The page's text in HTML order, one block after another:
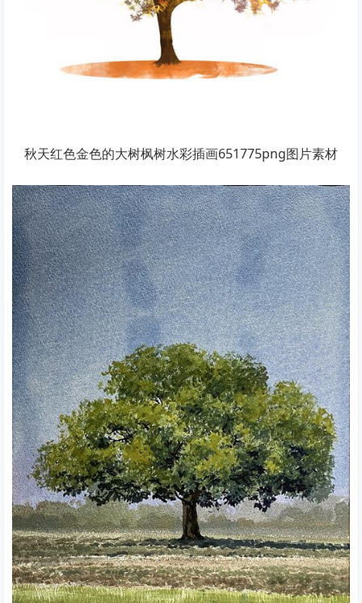
秋天红色金色的大树枫树水彩插画651775png图片素材